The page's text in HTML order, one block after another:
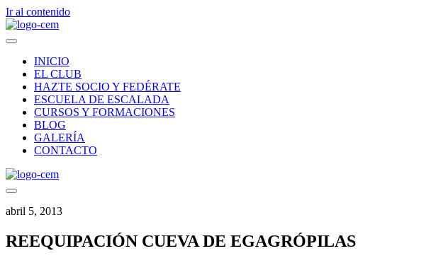
Ir al contenido
INICIO
EL CLUB
HAZTE SOCIO Y FEDÉRATE
ESCUELA DE ESCALADA
CURSOS Y FORMACIONES
BLOG
GALERÍA
CONTACTO
abril 5, 2013
REEQUIPACIÓN CUEVA DE EGAGRÓPILAS